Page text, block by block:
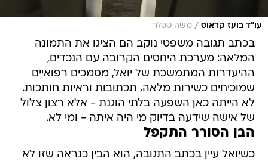
עו"ד בועז קראוס / משה טסלר
בכתב תגובה משפטי נוקב הם הציגו את התמונה
המלאה: מערכת היחסים הקרובה עם הנכדים,
ההיעדרות המתמשכת של יואל, מסמכים רפואיים
שמוכיחים כשירות מלאה, תכתובות וראיות חותכות.
לא הייתה כאן השפעה בלתי הוגנת - אלא רצון צלול
של אישה שידעה בדיוק מי היה איתה - ומי לא.
הבן הסורר התקפל
כשיואל עיין בכתב התגובה, הוא הבין כנראה שזו לא